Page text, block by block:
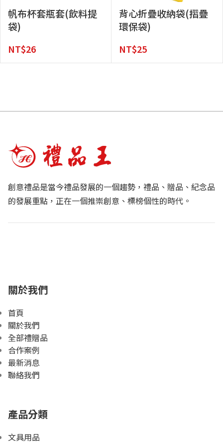
帆布杯套瓶套(飲料提
袋)
NT$26
背心折疊收納袋(摺疊
環保袋)
NT$25
創意禮品是當今禮品發展的一個趨勢，禮品、贈品、紀念品
的發展重點，正在一個推崇創意、標榜個性的時代。
關於我們
首頁
關於我們
全部禮贈品
合作案例
最新消息
聯絡我們
產品分類
文具用品